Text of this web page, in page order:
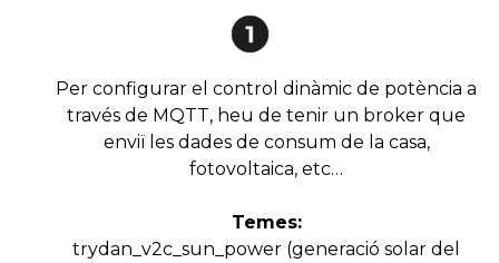
Per configurar el control dinàmic de potència a
través de MQTT, heu de tenir un broker que
enviï les dades de consum de la casa,
fotovoltaica, etc…
Temes:
trydan_v2c_sun_power (generació solar del